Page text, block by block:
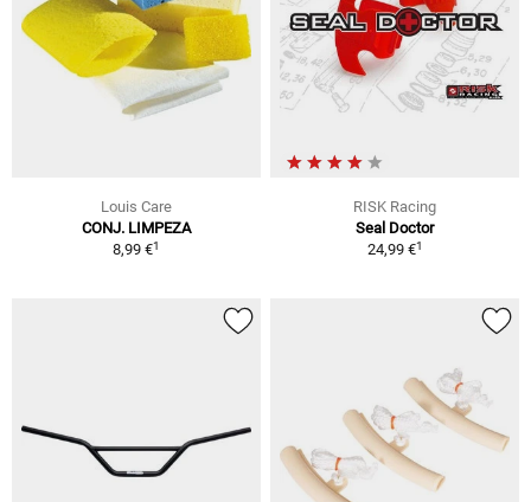
Louis Care
CONJ. LIMPEZA
8,99 €1
RISK Racing
Seal Doctor
24,99 €1